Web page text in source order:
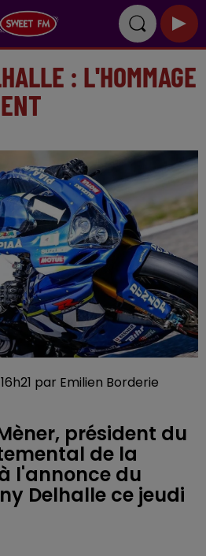
: L'HOMMAGE
par Emilien Borderie
président du
de la
l'annonce du
Delhalle ce jeudi